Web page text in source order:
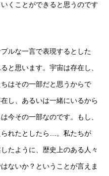
くことができると思うのです
ルな一言で表現するとした
と思います。宇宙は存在し、
はその一部だと思うからで
し、あるいは一緒にいるから
今その一部なのです。もし、
れたとしたら…。私たちが
たように、歴史上のある人々
ないか？ということが言えま